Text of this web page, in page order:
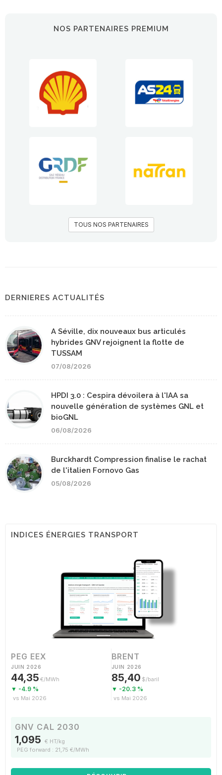
NOS PARTENAIRES PREMIUM
TOUS NOS PARTENAIRES
DERNIERES ACTUALITÉS
A Séville, dix nouveaux bus articulés
hybrides GNV rejoignent la flotte de
TUSSAM
07/08/2026
HPDI 3.0 : Cespira dévoilera à l'IAA sa
nouvelle génération de systèmes GNL et
bioGNL
06/08/2026
Burckhardt Compression finalise le rachat
de l'italien Fornovo Gas
05/08/2026
INDICES ÉNERGIES TRANSPORT
PEG EEX
JUIN 2026
44,35 €/MWh
▼ -4.9 %
vs Mai 2026
BRENT
JUIN 2026
85,40 $/baril
▼ -20.3 %
vs Mai 2026
GNV CAL 2030
1,095 € HT/kg
PEG forward : 21,75 €/MWh